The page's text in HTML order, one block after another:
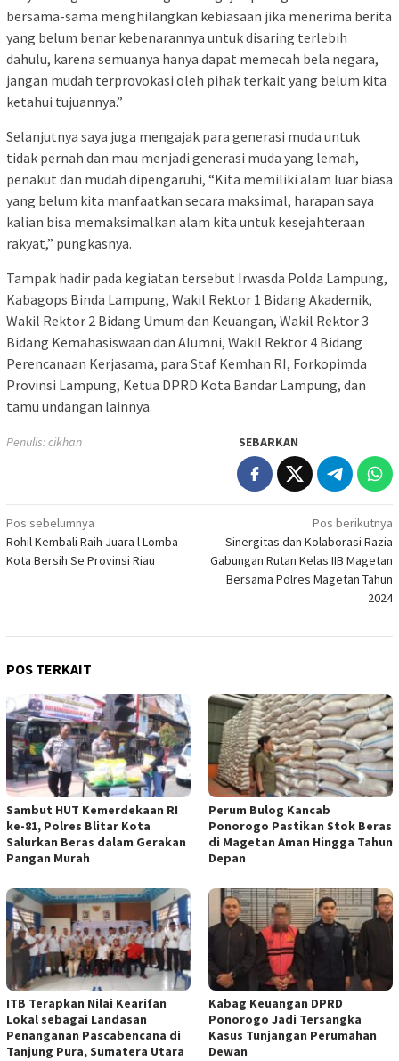
bersama-sama menghilangkan kebiasaan jika menerima berita
yang belum benar kebenarannya untuk disaring terlebih
dahulu, karena semuanya hanya dapat memecah bela negara,
jangan mudah terprovokasi oleh pihak terkait yang belum kita
ketahui tujuannya.”
Selanjutnya saya juga mengajak para generasi muda untuk
tidak pernah dan mau menjadi generasi muda yang lemah,
penakut dan mudah dipengaruhi, “Kita memiliki alam luar biasa
yang belum kita manfaatkan secara maksimal, harapan saya
kalian bisa memaksimalkan alam kita untuk kesejahteraan
rakyat,” pungkasnya.
Tampak hadir pada kegiatan tersebut Irwasda Polda Lampung,
Kabagops Binda Lampung, Wakil Rektor 1 Bidang Akademik,
Wakil Rektor 2 Bidang Umum dan Keuangan, Wakil Rektor 3
Bidang Kemahasiswaan dan Alumni, Wakil Rektor 4 Bidang
Perencanaan Kerjasama, para Staf Kemhan RI, Forkopimda
Provinsi Lampung, Ketua DPRD Kota Bandar Lampung, dan
tamu undangan lainnya.
Penulis: cikhan SEBARKAN
Navigasi
pos
Pos sebelumnya
Rohil Kembali Raih Juara l Lomba
Kota Bersih Se Provinsi Riau
Pos berikutnya
Sinergitas dan Kolaborasi Razia
Gabungan Rutan Kelas IIB Magetan
Bersama Polres Magetan Tahun
2024
POS TERKAIT
Sambut HUT Kemerdekaan RI
ke-81, Polres Blitar Kota
Salurkan Beras dalam Gerakan
Pangan Murah
Perum Bulog Kancab
Ponorogo Pastikan Stok Beras
di Magetan Aman Hingga Tahun
Depan
ITB Terapkan Nilai Kearifan
Lokal sebagai Landasan
Penanganan Pascabencana di
Tanjung Pura, Sumatera Utara
Kabag Keuangan DPRD
Ponorogo Jadi Tersangka
Kasus Tunjangan Perumahan
Dewan